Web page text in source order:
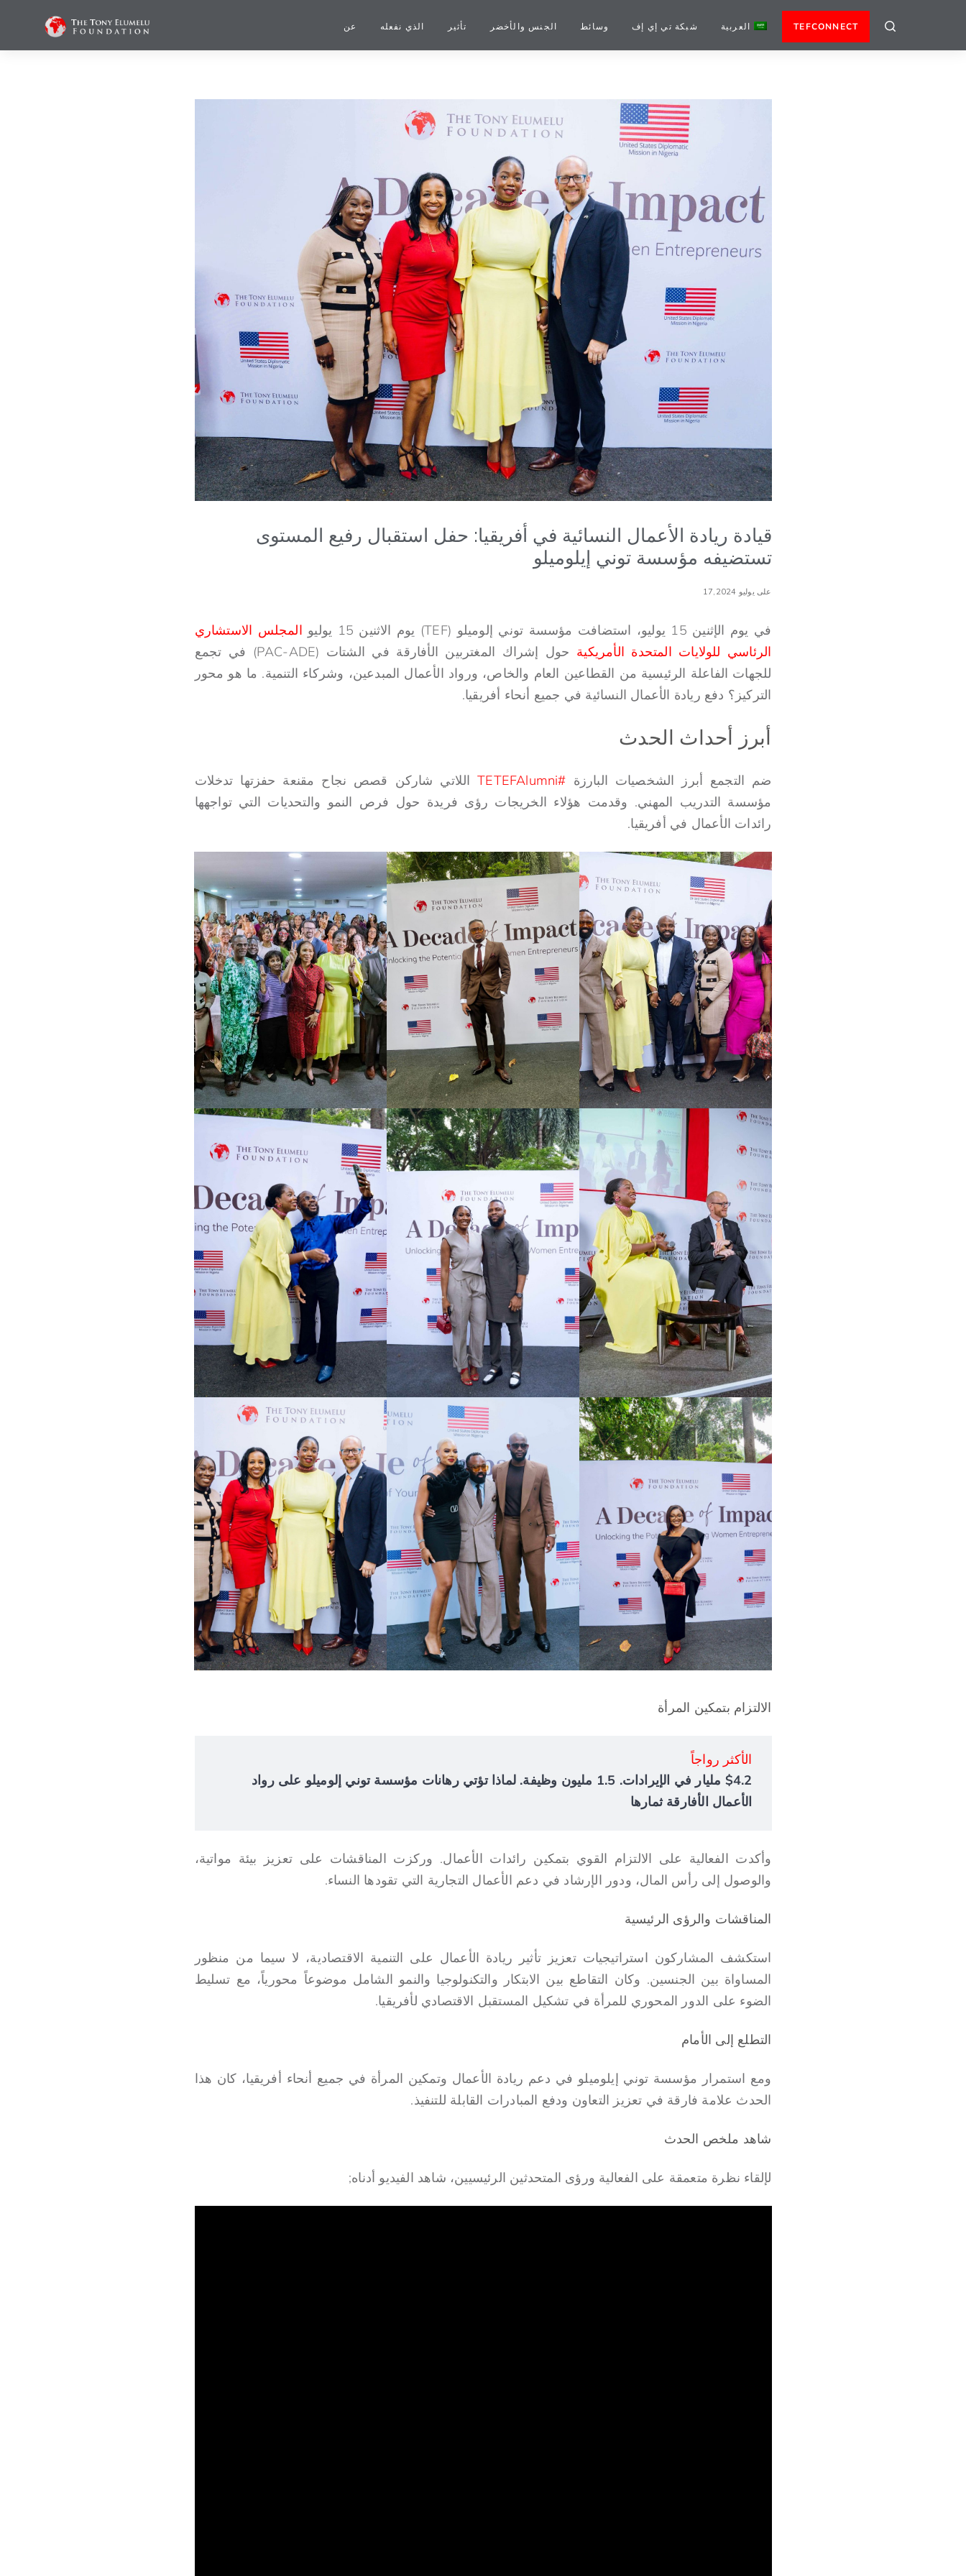
عن الذي نفعله تأثير الجنس والأخضر وسائط شبكة تي إي إف العربية TEFCONNECT
قيادة ريادة الأعمال النسائية في أفريقيا: حفل استقبال رفيع المستوى
تستضيفه مؤسسة توني إيلوميلو
على يوليو 17,2024
في يوم الإثنين 15 يوليو، استضافت مؤسسة توني إلوميلو (TEF) يوم الاثنين 15 يوليو
المجلس الاستشاري
الرئاسي للولايات المتحدة الأمريكية
حول إشراك المغتربين الأفارقة في الشتات (PAC-ADE) في تجمع
للجهات الفاعلة الرئيسية من القطاعين العام والخاص، ورواد الأعمال المبدعين، وشركاء التنمية. ما هو محور
التركيز؟ دفع ريادة الأعمال النسائية في جميع أنحاء أفريقيا.
أبرز أحداث الحدث
ضم التجمع أبرز الشخصيات البارزة #TETEFAlumni
اللاتي شاركن قصص نجاح مقنعة حفزتها تدخلات
مؤسسة التدريب المهني. وقدمت هؤلاء الخريجات رؤى فريدة حول فرص النمو والتحديات التي تواجهها
رائدات الأعمال في أفريقيا.
الالتزام بتمكين المرأة
الأكثر رواجاً
$4.2 مليار في الإيرادات. 1.5 مليون وظيفة. لماذا تؤتي رهانات مؤسسة توني إلوميلو على رواد
الأعمال الأفارقة ثمارها
وأكدت الفعالية على الالتزام القوي بتمكين رائدات الأعمال. وركزت المناقشات على تعزيز بيئة مواتية،
والوصول إلى رأس المال، ودور الإرشاد في دعم الأعمال التجارية التي تقودها النساء.
المناقشات والرؤى الرئيسية
استكشف المشاركون استراتيجيات تعزيز تأثير ريادة الأعمال على التنمية الاقتصادية، لا سيما من منظور
المساواة بين الجنسين. وكان التقاطع بين الابتكار والتكنولوجيا والنمو الشامل موضوعاً محورياً، مع تسليط
الضوء على الدور المحوري للمرأة في تشكيل المستقبل الاقتصادي لأفريقيا.
التطلع إلى الأمام
ومع استمرار مؤسسة توني إيلوميلو في دعم ريادة الأعمال وتمكين المرأة في جميع أنحاء أفريقيا، كان هذا
الحدث علامة فارقة في تعزيز التعاون ودفع المبادرات القابلة للتنفيذ.
شاهد ملخص الحدث
لإلقاء نظرة متعمقة على الفعالية ورؤى المتحدثين الرئيسيين، شاهد الفيديو أدناه;